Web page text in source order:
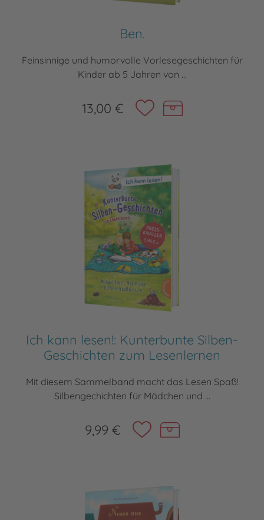
Ben.
Feinsinnige und humorvolle Vorlesegeschichten für
Kinder ab 5 Jahren von ...
13,00 €
Ich kann lesen!: Kunterbunte Silben-
Geschichten zum Lesenlernen
Mit diesem Sammelband macht das Lesen Spaß!
Silbengechichten für Mädchen und ...
9,99 €